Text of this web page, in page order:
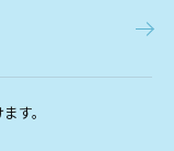
す。